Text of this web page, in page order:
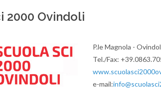
2000 Ovindoli
P.le Magnola -
Tel./Fax:
e-mail: